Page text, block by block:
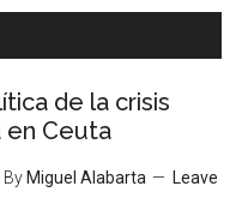
de la crisis
en Ceuta
By Miguel Alabarta
Leave